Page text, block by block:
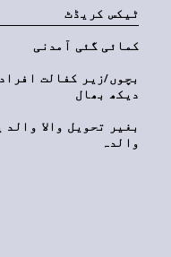
ٹیکس کریڈٹ
کمائی گئی آمدنی
بچوں/زیر کفالت
دیکھ بھال
بغیر تحویل والا والد
والدہ